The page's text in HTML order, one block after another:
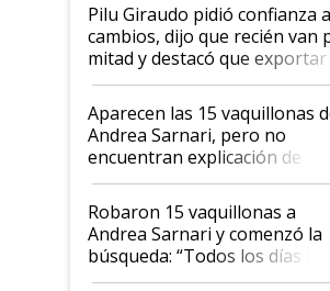
Pilu Giraudo pidió confianza
cambios, dijo que recién van
mitad y destacó que exportar
ser "para unos pocos":
mandato muy claro del
nacional"
Aparecen las 15 vaquillonas
Andrea Sarnari, pero no
encuentran explicación de
cómo llegaron allí
Robaron 15 vaquillonas a
Andrea Sarnari y comenzó la
búsqueda: “Todos los días le
toca a algún productor”